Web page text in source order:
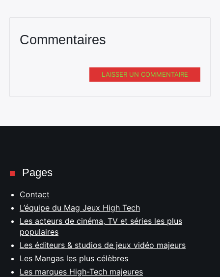
Commentaires
LAISSER UN COMMENTAIRE
Pages
Contact
L’équipe du Mag Jeux High Tech
Les acteurs de cinéma, TV et séries les plus
populaires
Les éditeurs & studios de jeux vidéo majeurs
Les Mangas les plus célèbres
Les marques High-Tech majeures